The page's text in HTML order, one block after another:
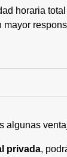
horaria
algunas
privada,